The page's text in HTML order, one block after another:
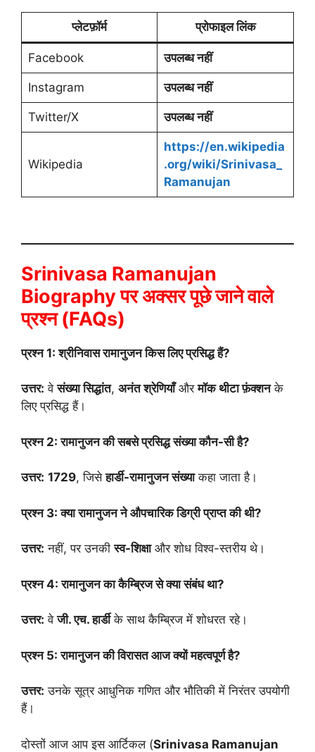
प्लेटफ़ॉर्म प्रोफाइल लिंक
Facebook उपलब्ध नहीं
Instagram उपलब्ध नहीं
Twitter/X उपलब्ध नहीं
Wikipedia
https://en.wikipedia
.org/wiki/Srinivasa_
Ramanujan
Srinivasa Ramanujan
Biography पर अक्सर पूछे जाने वाले
प्रश्न (FAQs)
प्रश्न 1: श्रीनिवास रामानुजन किस लिए प्रसिद्ध हैं?
उत्तर: वेसंख्या सिद्धांत, अनंत श्रेणियाँऔरमॉक थीटा फ़ंक्शनके
लिए प्रसिद्ध हैं।
प्रश्न 2: रामानुजन की सबसे प्रसिद्ध संख्या कौन-सी है?
उत्तर: 1729, जिसेहार्डी-रामानुजन संख्याकहा जाता है।
प्रश्न 3: क्या रामानुजन ने औपचारिक डिग्री प्राप्त की थी?
उत्तर: नहीं, पर उनकीस्व-शिक्षाऔर शोध विश्व-स्तरीय थे।
प्रश्न 4: रामानुजन का कैम्ब्रिज से क्या संबंध था?
उत्तर: वेजी. एच. हार्डीके साथ कैम्ब्रिज में शोधरत रहे।
प्रश्न 5: रामानुजन की विरासत आज क्यों महत्वपूर्ण है?
उत्तर: उनके सूत्र आधुनिक गणित और भौतिकी में निरंतर उपयोगी
हैं।
दोस्तों आज आप इस आर्टिकल (Srinivasa Ramanujan